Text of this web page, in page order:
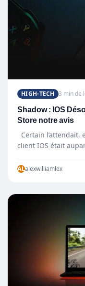
HIGH-TECH 3 min de
Shadow : IOS
Store notre avis
Certain l’attendait,
client IOS était
ALalexwilliamlex